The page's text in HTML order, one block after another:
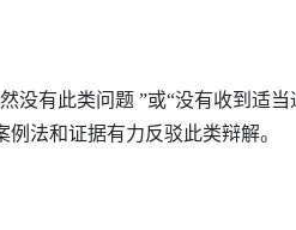
没有此类问题 ”或“没有收到适当
法和证据有力反驳此类辩解。